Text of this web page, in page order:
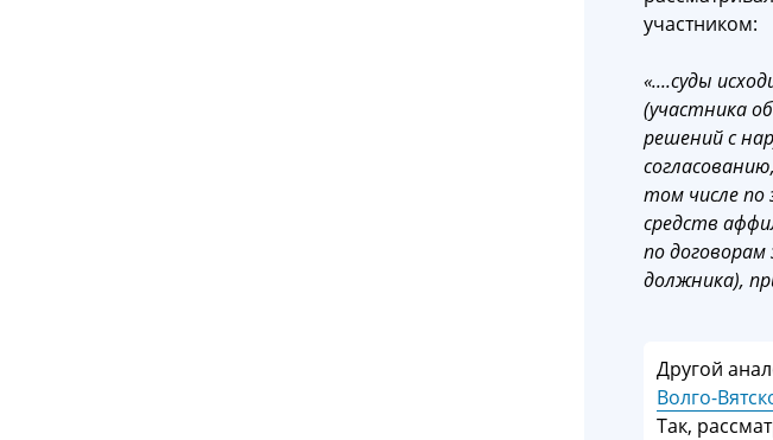
участником:
«....суды
(участника
решений с
том числе по
средств
по
должника),
Другой
Волго-
Так,